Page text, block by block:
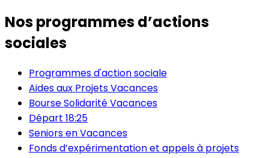
Nos programmes d’actions
sociales
Programmes d'action sociale
Aides aux Projets Vacances
Bourse Solidarité Vacances
Départ 18:25
Seniors en Vacances
Fonds d’expérimentation et appels à projets